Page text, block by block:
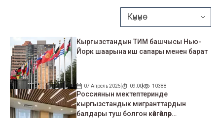
Кыргызстандын ТИМ башчысы Нью-
Йорк шаарына иш сапары менен барат
07 Апрель 2025 09:00 10388
Россиянын мектептеринде
кыргызстандык мигранттардын
балдары туш болгон көйгөйлөр